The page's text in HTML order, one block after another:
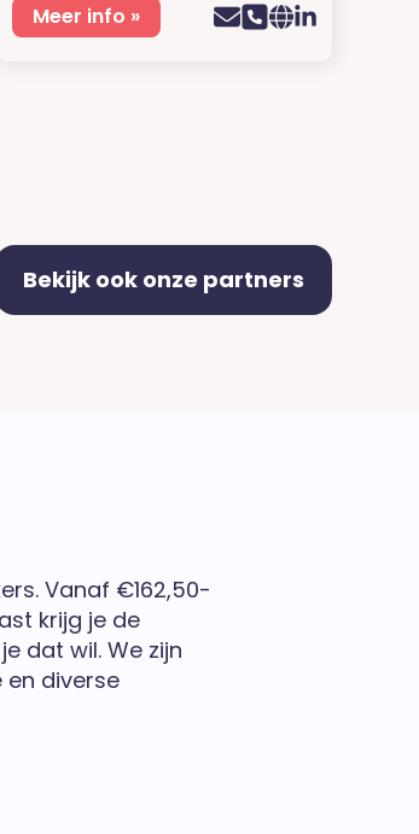
Meer info »
Bekijk ook onze partners
Vanaf €162,50-
krijg je de
dat wil. We zijn
en diverse